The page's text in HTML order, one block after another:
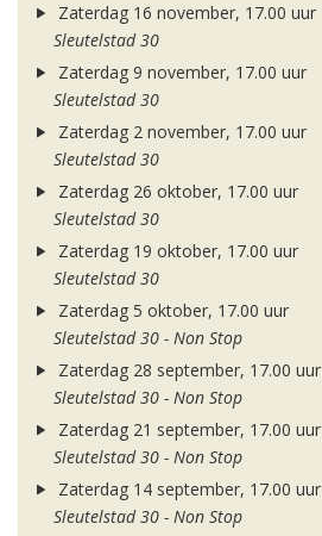
Zaterdag 16 november, 17.00 uur
Sleutelstad 30
Zaterdag 9 november, 17.00 uur
Sleutelstad 30
Zaterdag 2 november, 17.00 uur
Sleutelstad 30
Zaterdag 26 oktober, 17.00 uur
Sleutelstad 30
Zaterdag 19 oktober, 17.00 uur
Sleutelstad 30
Zaterdag 5 oktober, 17.00 uur
Sleutelstad 30 - Non Stop
Zaterdag 28 september, 17.00 uur
Sleutelstad 30 - Non Stop
Zaterdag 21 september, 17.00 uur
Sleutelstad 30 - Non Stop
Zaterdag 14 september, 17.00 uur
Sleutelstad 30 - Non Stop